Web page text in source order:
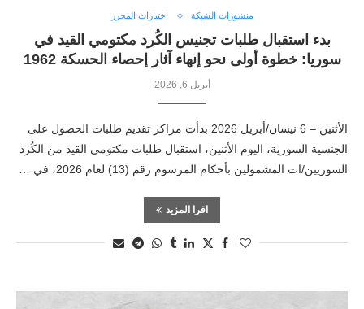
منشورات الشبكة اختيارات المحرر
بدء استقبال طلبات تجنيس الكُرد مكتومي القيد في
سوريا: خطوة أولى نحو إنهاء آثار إحصاء الحسكة 1962
أبريل 6, 2026
الأثنين – 6 نيسان/أبريل 2026 بدأت مراكز تقديم طلبات الحصول على
الجنسية السورية، اليوم الأثنين، استقبال طلبات مكتومي القيد من الكُرد
السوريين/ات المشمولين بأحكام المرسوم رقم (13) لعام 2026، في …
اقرا المزيد